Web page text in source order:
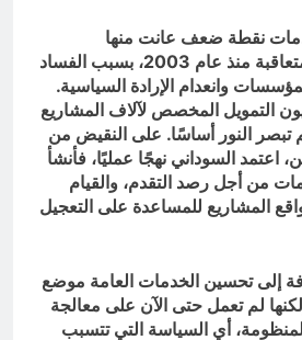
نقطة ضعف عانت منها
الحكومات العراقية المتعاقبة منذ عام 2003، بسبب الفساد
وانعدام الإرادة السياسية.
التمويل المخصص لآلاف المشاريع
تبصر النور أساسًا. على النقيض من
اعتمد السوداني نهجًا عمليًا، فأنشأ
من أجل رصد التقدم، والقيام
المشاريع للمساعدة على التعجيل
إلى تحسين الخدمات العامة موضع
لم تعمل حتى الآن على معالجة
أي السياسة التي تتسبب